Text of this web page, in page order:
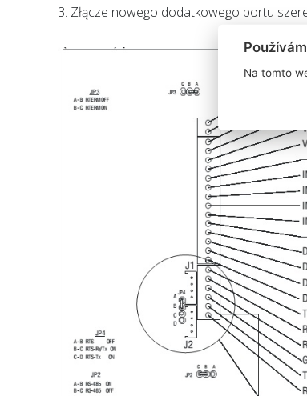
3. Złącze nowego dodatkowego portu
Na tomto